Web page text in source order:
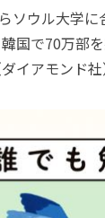
ソウル大学に
国で70万部
イアモンド社